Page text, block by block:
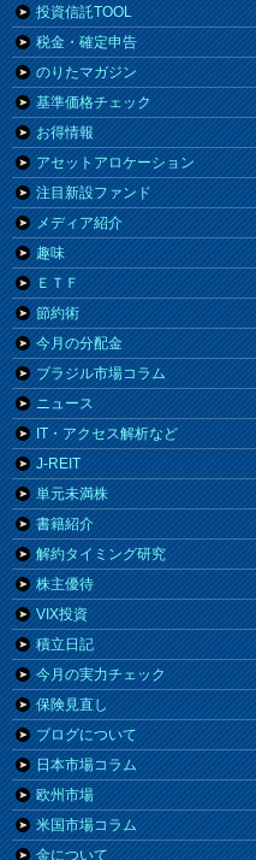
投資信託TOOL
税金・確定申告
のりたマガジン
基準価格チェック
お得情報
アセットアロケーション
注目新設ファンド
メディア紹介
趣味
ＥＴＦ
節約術
今月の分配金
ブラジル市場コラム
ニュース
IT・アクセス解析など
J-REIT
単元未満株
書籍紹介
解約タイミング研究
株主優待
VIX投資
積立日記
今月の実力チェック
保険見直し
ブログについて
日本市場コラム
欧州市場
米国市場コラム
金について